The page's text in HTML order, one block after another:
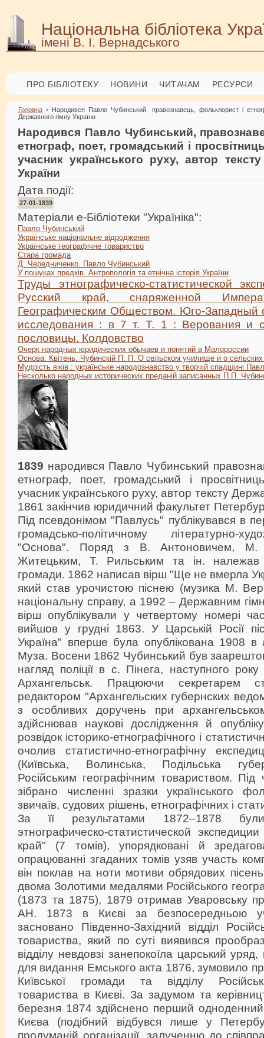
Національна бібліотека
імені В. І. Вернадського
ПРО БІБЛІОТЕКУ НОВИНИ ЧИТАЧАМ РЕСУРСИ
Головна › Народився Павло Чубинський, правознавець, фольклорист і
Державного гімну України
Народився Павло Чубинський,
етнограф, поет, громадський і
учасник українського руху, автор
України
Дата події:
27-01-1839
Матеріали е-Бібліотеки "Україніка":
Павло Чубинський
Українське національне відродження
Українське географічне товариство
Стара громада
Д. Чередниченко. Павло Чубинський
У пошуках предків. Антропологія та етнічна історія України
Труды этнографическо-статистической
Русский край, снаряженной
Географическим Обществом. Юго-Западный
исследования : в 7 т. Т. 1 : Верования и
пословицы. Колдовство
Очерк народных юридических обычаев и понятий в Малороссии
Основа. Квітень. Чубинскій П. П. О сельском училище и о сельских
Мудрість віків : українське народознавство у творчій спадщині
Hесколько наpодных истоpических пpеданій записанных П.П.
1839 народився Павло Чубинський
етнограф, поет, громадський і
учасник українського руху, автор тексту
1861 закінчив юридичний факультет
Під псевдонімом "Павлусь" публікувався в
громадсько-політичному літературно-
"Основа". Поряд з В. Антоновичем, М.
Житецьким, Т. Рильським та ін. належав
громади. 1862 написав вірш "Ще не вмерла
який став урочистою піснею (музика М.
національну справу, а 1992 – Державним
вірш опублікували у четвертому номері
вийшов у грудні 1863. У Царській Росії
Україна" вперше була опублікована 1908 в
Муза. Восени 1862 Чубинський був
нагляд поліції в с. Пінега, наступного
Архангельськ. Працюючи секретарем
редактором "Архангельских губернских
з особливих доручень при
здійснював наукові дослідження й
розвідок історико-етнографічного і
очолив статистично-етнографічну
(Київська, Волинська, Подільська
Російським географічним товариством. Під
зібрано численні зразки українського
звичаїв, судових рішень, етнографічних і
За її результатами 1872–1878
этнографическо-статистической
край" (7 томів), упорядковані й
опрацюванні згаданих томів узяв участь
він поклав на ноти мотиви обрядових
двома Золотими медалями Російського
(1873 та 1875), 1879 отримав Уваровську
АН. 1873 в Києві за безпосередньою
засновано Південно-Західний відділ
товариства, який по суті виявився
відділу невдовзі занепокоїла царський
для видання Емського акта 1876, зумовило
Київської громади та відділу
товариства в Києві. За задумом та
березня 1874 здійснено перший
Києва (подібний відбувся лише у
продуманій організації, залученню до